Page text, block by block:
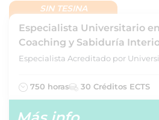
SIN TESINA
Especialista Universitario
Coaching y Sabiduría
Especialista Acreditado por
750 horas 30 Créditos ECTS